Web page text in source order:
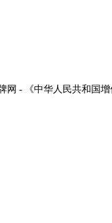
网 - 《中华人民共和国